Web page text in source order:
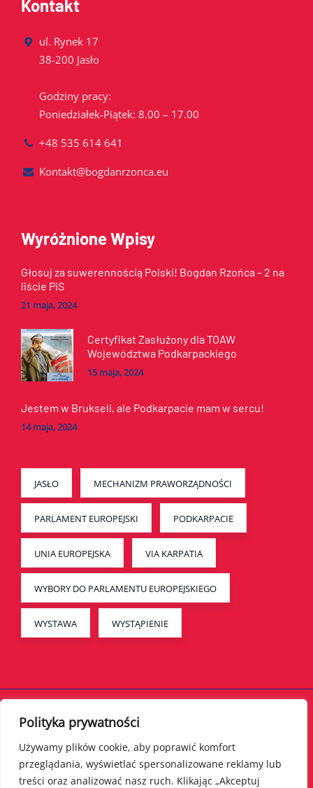
Polityka prywatności
Używamy plików cookie, aby poprawić komfort
przeglądania, wyświetlać spersonalizowane reklamy lub
treści oraz analizować nasz ruch. Klikając „Akceptuj
Kontakt
ul. Rynek 17
38-200 Jasło
Godziny pracy:
Poniedziałek-Piątek: 8.00 – 17.00
+48 535 614 641
Kontakt@bogdanrzonca.eu
Wyróżnione Wpisy
Głosuj za suwerennością Polski! Bogdan Rzońca – 2 na
liście PiS
21 maja, 2024
Certyfikat Zasłużony dla TOAW
Województwa Podkarpackiego
15 maja, 2024
Jestem w Brukseli, ale Podkarpacie mam w sercu!
14 maja, 2024
JASŁO MECHANIZM PRAWORZĄDNOŚCI
PARLAMENT EUROPEJSKI PODKARPACIE
UNIA EUROPEJSKA VIA KARPATIA
WYBORY DO PARLAMENTU EUROPEJSKIEGO
WYSTAWA WYSTĄPIENIE
© Bogdan Rzońca | bogdanrzonca.eu wszystkie prawa
zastrzeżone